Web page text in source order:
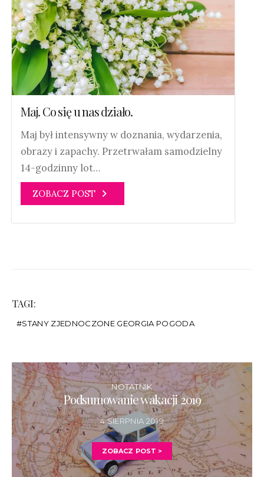
Maj. Co się u nas działo.
Maj był intensywny w doznania, wydarzenia,
obrazy i zapachy. Przetrwałam samodzielny
14-godzinny lot…
ZOBACZ POST
TAGI:
STANY ZJEDNOCZONE GEORGIA POGODA
NOTATNIK
Podsumowanie wakacji 2019
4 SIERPNIA 2019
ZOBACZ POST >